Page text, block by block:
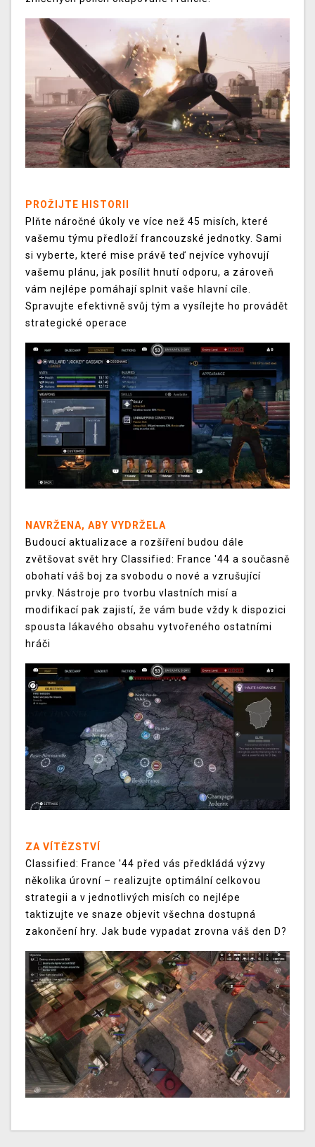
PROŽIJTE HISTORII
Plňte náročné úkoly ve více než 45 misích, které
vašemu týmu předloží francouzské jednotky. Sami
si vyberte, které mise právě teď nejvíce vyhovují
vašemu plánu, jak posílit hnutí odporu, a zároveň
vám nejlépe pomáhají splnit vaše hlavní cíle.
Spravujte efektivně svůj tým a vysílejte ho provádět
strategické operace
NAVRŽENA, ABY VYDRŽELA
Budoucí aktualizace a rozšíření budou dále
zvětšovat svět hry Classified: France '44 a současně
obohatí váš boj za svobodu o nové a vzrušující
prvky. Nástroje pro tvorbu vlastních misí a
modifikací pak zajistí, že vám bude vždy k dispozici
spousta lákavého obsahu vytvořeného ostatními
hráči
ZA VÍTĚZSTVÍ
Classified: France '44 před vás předkládá výzvy
několika úrovní – realizujte optimální celkovou
strategii a v jednotlivých misích co nejlépe
taktizujte ve snaze objevit všechna dostupná
zakončení hry. Jak bude vypadat zrovna váš den D?